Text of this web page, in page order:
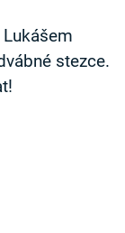
stezce.